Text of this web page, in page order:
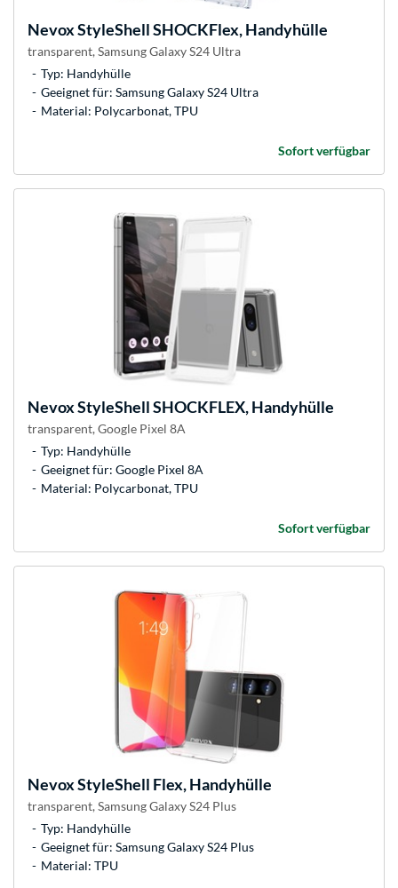
NevoxStyleShell SHOCKFlex, Handyhülle
transparent, Samsung Galaxy S24 Ultra
Typ: Handyhülle
Geeignet für: Samsung Galaxy S24 Ultra
Material: Polycarbonat, TPU
Sofort verfügbar
NevoxStyleShell SHOCKFLEX, Handyhülle
transparent, Google Pixel 8A
Typ: Handyhülle
Geeignet für: Google Pixel 8A
Material: Polycarbonat, TPU
Sofort verfügbar
NevoxStyleShell Flex, Handyhülle
transparent, Samsung Galaxy S24 Plus
Typ: Handyhülle
Geeignet für: Samsung Galaxy S24 Plus
Material: TPU